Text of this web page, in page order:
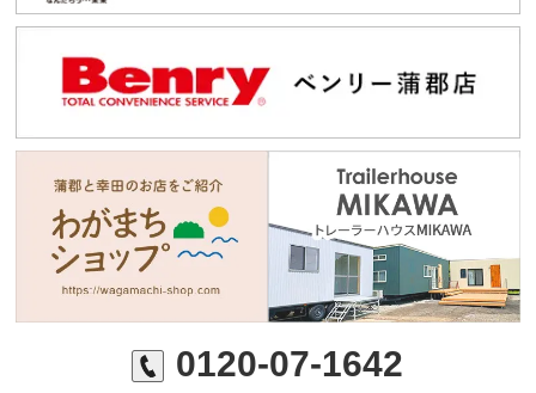
0120-07-1642